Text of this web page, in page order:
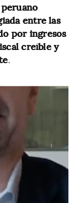
entre las
por ingresos
creíble y
.